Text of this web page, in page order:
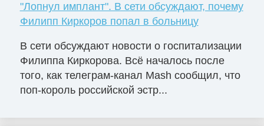
"Лопнул имплант". В сети обсуждают, почему
Филипп Киркоров попал в больницу
В сети обсуждают новости о госпитализации
Филиппа Киркорова. Всё началось после
того, как телеграм-канал Mash сообщил, что
поп-король российской эстр...